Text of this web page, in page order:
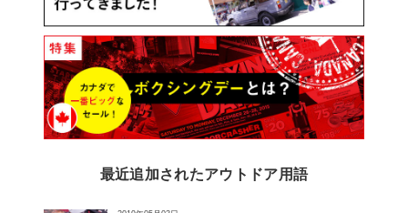
最近追加されたアウトドア用語